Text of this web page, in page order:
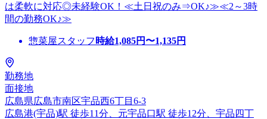
は柔軟に対応◎未経験OK！≪土日祝のみ⇒OK♪≫≪2～3時
間の勤務OK♪≫
惣菜屋スタッフ 時給1,085円〜1,135円
勤務地
面接地
広島県広島市南区宇品西6丁目6-3
広島港(宇品)駅 徒歩11分、元宇品口駅 徒歩12分、宇品四丁